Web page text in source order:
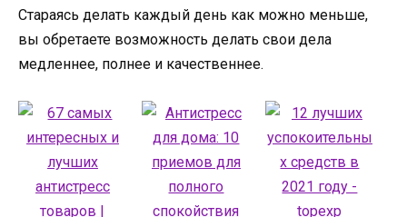
Стараясь делать каждый день как можно меньше,
вы обретаете возможность делать свои дела
медленнее, полнее и качественнее.